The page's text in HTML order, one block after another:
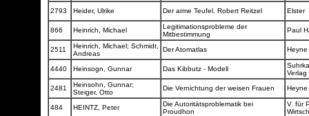
2793
Heider, Ulrike Der arme Teufel. Robert Reitzel Elster
866 Heinrich, Michael
Legitimationsprobleme der
Mitbestimmung
Paul
2511
Heinrich, Michael; Schmidt,
Andreas
Der Atomatlas Heyne
4440 Heinsogn, Gunnar Das Kibbutz - Modell
Verlag
2481
Heinsohn, Gunnar;
Steiger, Otto
Die Vernichtung der weisen Frauen Heyne
484 HEINTZ, Peter
Die Autoritätsproblematik bei
Proudhon
V. für